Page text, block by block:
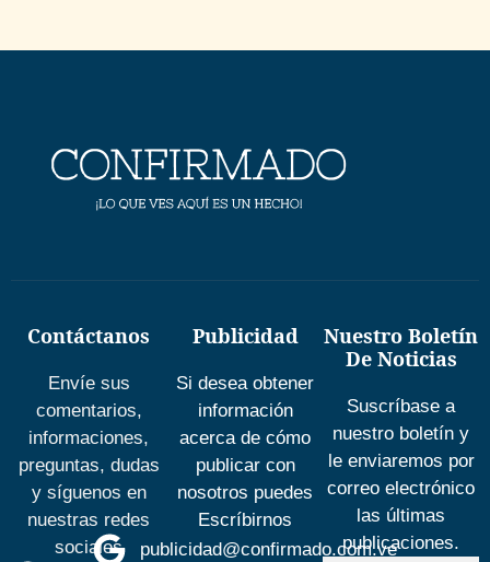
Contáctanos
Envíe sus
comentarios,
informaciones,
preguntas, dudas
y síguenos en
nuestras redes
sociales
Publicidad
Si desea obtener
información
acerca de cómo
publicar con
nosotros puedes
Escríbirnos
publicidad@confirmado.com.ve
Nuestro Boletín
De Noticias
Suscríbase a
nuestro boletín y
le enviaremos por
correo electrónico
las últimas
publicaciones.